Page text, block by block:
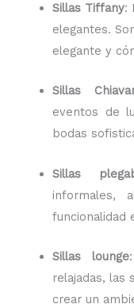
Sillas Tiffany:
elegantes.
elegante y
Sillas
eventos de
bodas
Sillas
informales,
funcionalidad
Sillas lounge
relajadas, las
crear un